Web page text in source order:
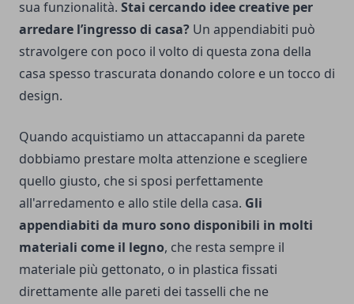
sua funzionalità. Stai cercando idee creative per
arredare l’ingresso di casa? Un appendiabiti può
stravolgere con poco il volto di questa zona della
casa spesso trascurata donando colore e un tocco di
design.
Quando acquistiamo un attaccapanni da parete
dobbiamo prestare molta attenzione e scegliere
quello giusto, che si sposi perfettamente
all'arredamento e allo stile della casa. Gli
appendiabiti da muro sono disponibili in molti
materiali come il legno, che resta sempre il
materiale più gettonato, o in plastica fissati
direttamente alle pareti dei tasselli che ne